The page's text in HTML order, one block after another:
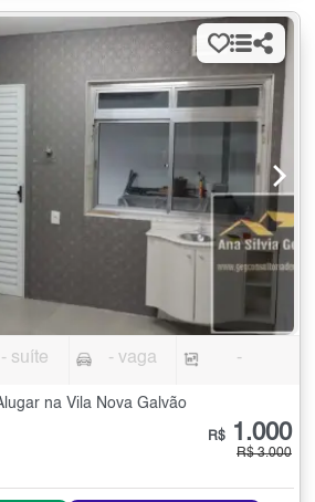
- suíte - vaga -
na Vila Nova Galvão
R$ 1.000
R$ 3.000